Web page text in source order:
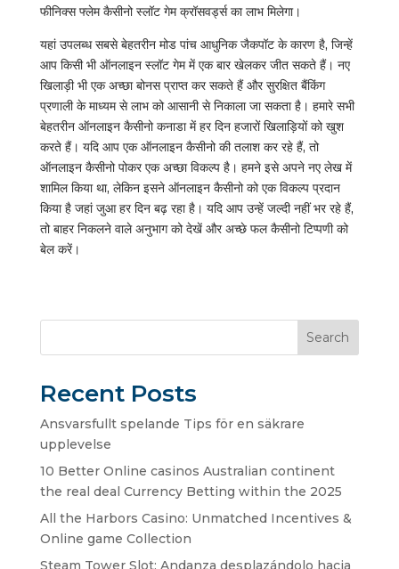
फीनिक्स फ्लेम कैसीनो स्लॉट गेम क्रॉसवर्ड्स का लाभ मिलेगा।
यहां उपलब्ध सबसे बेहतरीन मोड पांच आधुनिक जैकपॉट के कारण है, जिन्हें
आप किसी भी ऑनलाइन स्लॉट गेम में एक बार खेलकर जीत सकते हैं। नए
खिलाड़ी भी एक अच्छा बोनस प्राप्त कर सकते हैं और सुरक्षित बैंकिंग
प्रणाली के माध्यम से लाभ को आसानी से निकाला जा सकता है। हमारे सभी
बेहतरीन ऑनलाइन कैसीनो कनाडा में हर दिन हजारों खिलाड़ियों को खुश
करते हैं। यदि आप एक ऑनलाइन कैसीनो की तलाश कर रहे हैं, तो
ऑनलाइन कैसीनो पोकर एक अच्छा विकल्प है। हमने इसे अपने नए लेख में
शामिल किया था, लेकिन इसने ऑनलाइन कैसीनो को एक विकल्प प्रदान
किया है जहां जुआ हर दिन बढ़ रहा है। यदि आप उन्हें जल्दी नहीं भर रहे हैं,
तो बाहर निकलने वाले अनुभाग को देखें और अच्छे फल कैसीनो टिप्पणी को
बेल करें।
Search
Recent Posts
Ansvarsfullt spelande Tips för en säkrare
upplevelse
10 Better Online casinos Australian continent
the real deal Currency Betting within the 2025
All the Harbors Casino: Unmatched Incentives &
Online game Collection
Steam Tower Slot: Andanza desplazándolo hacia